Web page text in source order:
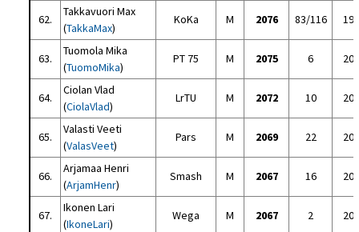
62.
Takkavuori Max
(TakkaMax)
KoKa M 2076 83/116
63.
Tuomola Mika
(TuomoMika)
PT 75 M 2075 6
64.
Ciolan Vlad
(CiolaVlad)
LrTU M 2072 10
65.
Valasti Veeti
(ValasVeet)
Pars M 2069 22
66.
Arjamaa Henri
(ArjamHenr)
Smash M 2067 16
67.
Ikonen Lari
(IkoneLari)
Wega M 2067 2